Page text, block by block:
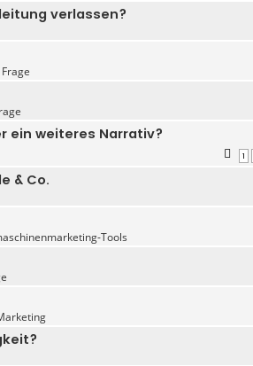
verlassen?
ein weiteres Narrativ?
1
& Co.
Tools